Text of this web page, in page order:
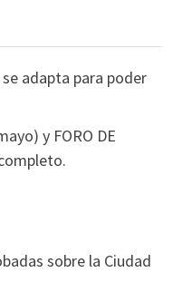
adapta para poder
y FORO DE
sobre la Ciudad